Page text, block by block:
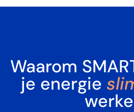
Waarom
je energie